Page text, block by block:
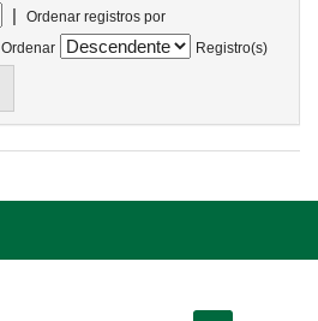
|
Ordenar registros por
Ordenar
Registro(s)